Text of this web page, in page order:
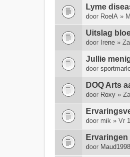
Lyme
door RoelA »
Uitslag
door Irene »
Jullie
door
DOQ Arts
door Roxy »
door mik » Vr
door Maud1998